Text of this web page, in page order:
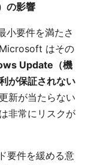
の影響
小要件を満たさ
はその
Update（機
が保証されない
新が当たらない
非常にリスクが
要件を緩める意